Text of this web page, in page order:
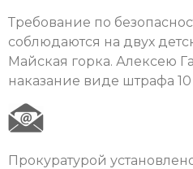
Требование по
соблюдаются на двух
Майская горка. Алексею
наказание виде штрафа
Прокуратурой